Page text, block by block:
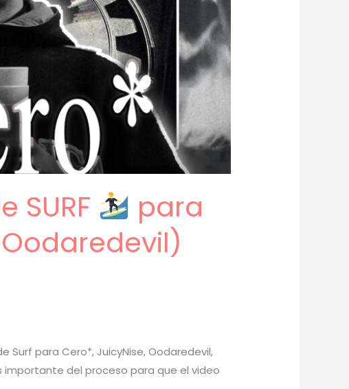
SURF
para
Surf para Cero*, JuicyNise, Oodaredevil,
importante del proceso para que el video